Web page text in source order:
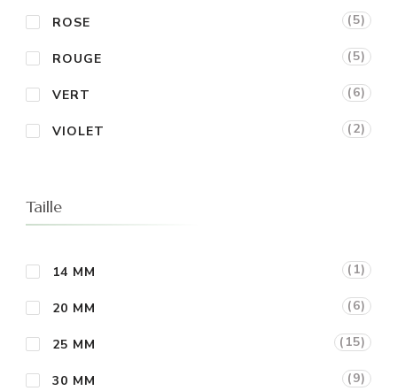
ROSE (5)
ROUGE (5)
VERT (6)
VIOLET (2)
Taille
14 MM (1)
20 MM (6)
25 MM (15)
30 MM (9)